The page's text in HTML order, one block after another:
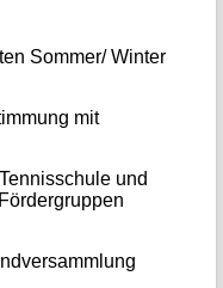
Sommer/ Winter
mit
und